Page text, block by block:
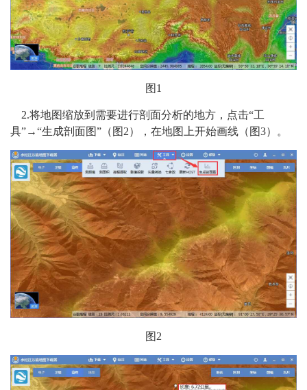
图1
2.将地图缩放到需要进行剖面分析的地方，点击“工
具”→“生成剖面图”（图2），在地图上开始画线（图3）。
图2